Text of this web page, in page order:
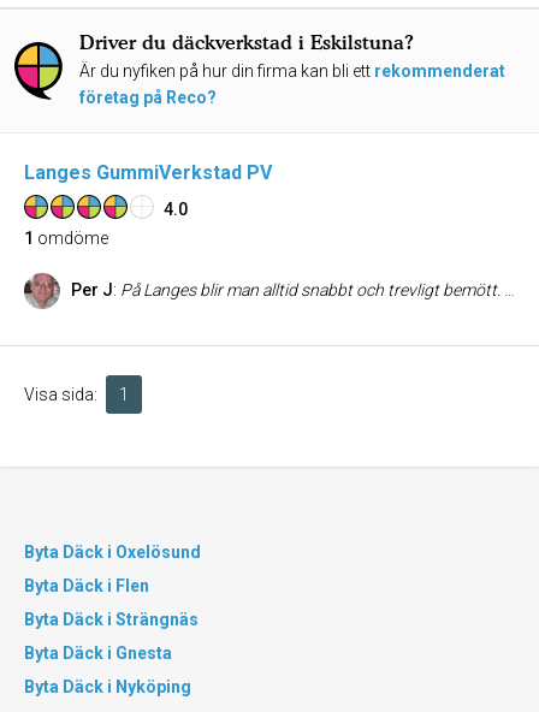
Driver du däckverkstad i Eskilstuna?
Är du nyfiken på hur din firma kan bli ett rekommenderat
företag på Reco?
Langes GummiVerkstad PV
4.0
1 omdöme
Per J: På Langes blir man alltid snabbt och trevligt bemött. Både när det gäller akuta ärenden och planerade.
Visa sida: 1
Byta Däck i Oxelösund
Byta Däck i Flen
Byta Däck i Strängnäs
Byta Däck i Gnesta
Byta Däck i Nyköping